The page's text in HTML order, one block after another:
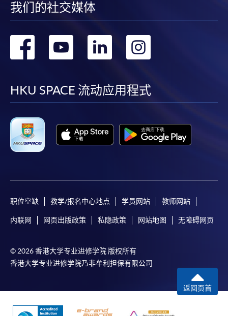
我们的社交媒体
转
facebook
转
youtube
转
linkedin
HKU SPACE 流动应用程式
职位空缺 教学/报名中心地点 学员网站 教师网站
内联网 网页出版政策 私隐政策 网站地图 无障碍网页
© 2026 香港大学专业进修学院 版权所有
香港大学专业进修学院乃非牟利担保有限公司
返回页首